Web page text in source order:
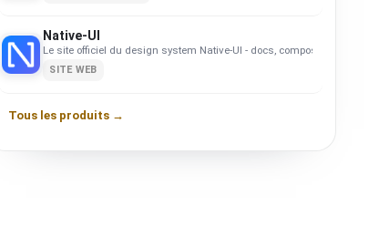
Native-UI
Le site officiel du design system Native-UI - docs, composants et
SITE WEB
Tous les produits →